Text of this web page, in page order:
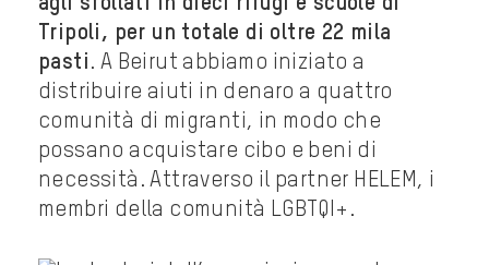
agli sfollati in dieci rifugi e scuole di
Tripoli, per un totale di oltre 22 mila
pasti . A Beirut abbiamo iniziato a
distribuire aiuti in denaro a quattro
comunità di migranti, in modo che
possano acquistare cibo e beni di
necessità. Attraverso il partner HELEM, i
membri della comunità LGBTQI+.